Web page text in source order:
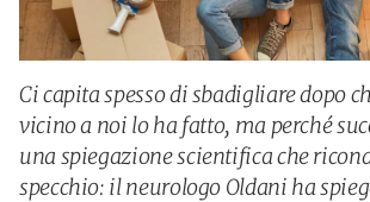
Ci capita spesso di sbadigliare dopo
vicino a noi lo ha fatto, ma perché
una spiegazione scientifica che
specchio: il neurologo Oldani ha